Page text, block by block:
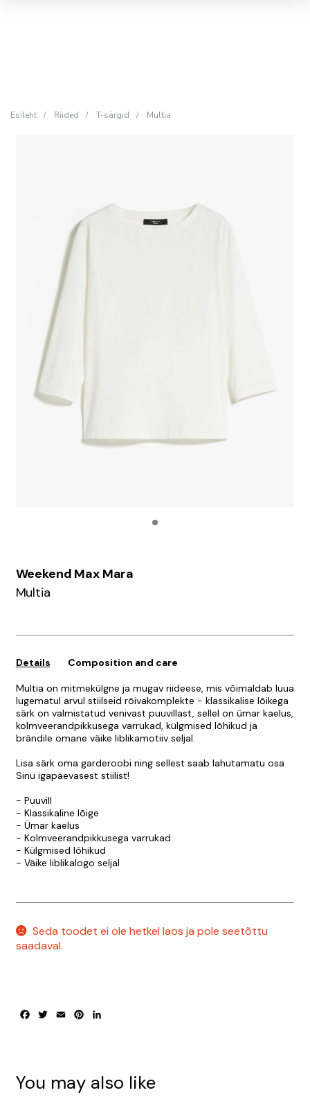
Esileht / Riided / T-särgid / Multia
Weekend Max Mara
Multia
Details Composition and care
Multia on mitmekülgne ja mugav riideese, mis võimaldab luua
lugematul arvul stiilseid rõivakomplekte - klassikalise lõikega
särk on valmistatud venivast puuvillast, sellel on ümar kaelus,
kolmveerandpikkusega varrukad, külgmised lõhikud ja
brändile omane väike liblikamotiiv seljal.
Lisa särk oma garderoobi ning sellest saab lahutamatu osa
Sinu igapäevasest stiilist!
- Puuvill
- Klassikaline lõige
- Ümar kaelus
- Kolmveerandpikkusega varrukad
- Külgmised lõhikud
- Väike liblikalogo seljal
Seda toodet ei ole hetkel laos ja pole seetõttu
saadaval.
o
o
e
r
r
d
I
You may also like